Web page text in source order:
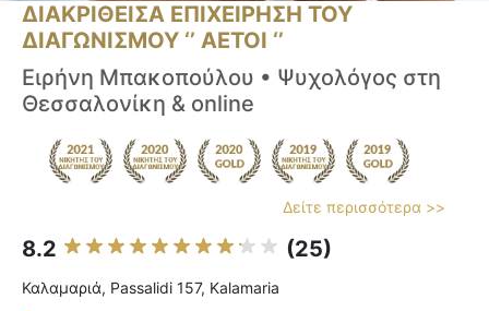
ΔΙΑΚΡΙΘΕΙΣΑ ΕΠΙΧΕΙΡΗΣΗ ΤΟΥ
ΔΙΑΓΩΝΙΣΜΟΥ ‘’ ΑΕΤΟΙ ‘’
Ειρήνη Μπακοπούλου • Ψυχολόγος στη
Θεσσαλονίκη & online
Δείτε περισσότερα >>
8.2 (25)
Καλαμαριά, Passalidi 157, Kalamaria